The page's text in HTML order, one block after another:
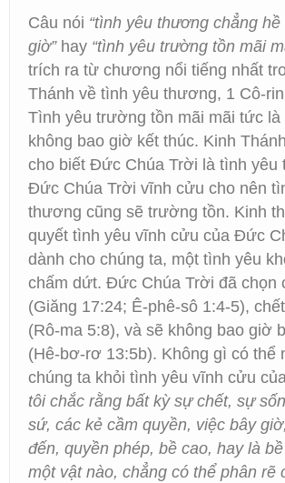
Câu nói “tình yêu thương chẳng
giờ”hay “tình yêu trường tồn mãi
trích ra từ chương nổi tiếng nhất
Thánh về tình yêu thương, 1 Cô-
Tình yêu trường tồn mãi mãi tức là
không bao giờ kết thúc. Kinh
cho biết Đức Chúa Trời là tình yêu
Đức Chúa Trời vĩnh cửu cho nên
thương cũng sẽ trường tồn. Kinh
quyết tình yêu vĩnh cửu của Đức
dành cho chúng ta, một tình yêu
chấm dứt. Đức Chúa Trời đã chọn
(Giăng 17:24; Ê-phê-sô 1:4-5),
(Rô-ma 5:8), và sẽ không bao giờ
(Hê-bơ-rơ 13:5b). Không gì có thể
chúng ta khỏi tình yêu vĩnh cửu
tôi chắc rằng bất kỳ sự chết, sự
sứ, các kẻ cầm quyền, việc bây
đến, quyền phép, bề cao, hay là
một vật nào, chẳng có thể phân rẽ